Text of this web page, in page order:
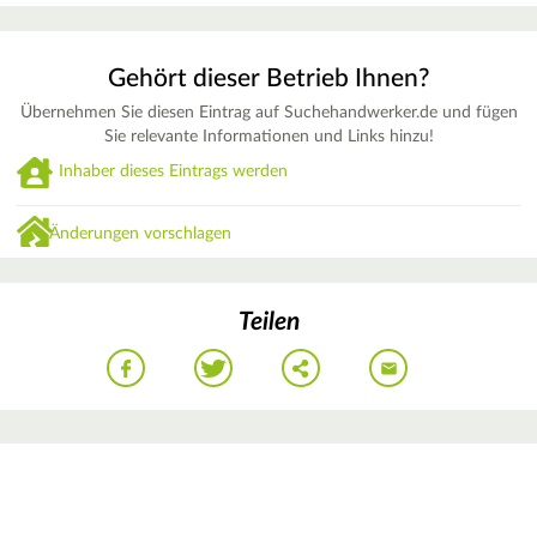
Gehört dieser Betrieb Ihnen?
Übernehmen Sie diesen Eintrag auf Suchehandwerker.de und fügen
Sie relevante Informationen und Links hinzu!
Inhaber dieses Eintrags werden
Änderungen vorschlagen
Teilen